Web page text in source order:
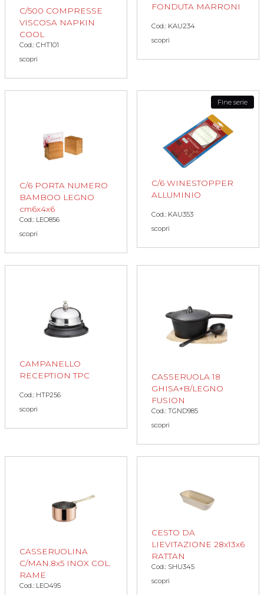
C/500 COMPRESSE
VISCOSA NAPKIN
COOL
Cod.: CHT101
scopri
FONDUTA MARRONI
Cod.: KAU234
scopri
C/6 PORTA NUMERO
BAMBOO LEGNO
cm6x4x6
Cod.: LEO856
scopri
Fine serie
C/6 WINESTOPPER
ALLUMINIO
Cod.: KAU353
scopri
CAMPANELLO
RECEPTION TPC
Cod.: HTP256
scopri
CASSERUOLA 18
GHISA+B/LEGNO
FUSION
Cod.: TGND985
scopri
CASSERUOLINA
C/MAN.8x5 INOX COL.
RAME
Cod.: LEO495
CESTO DA
LIEVITAZIONE 28x13x6
RATTAN
Cod.: SHU345
scopri